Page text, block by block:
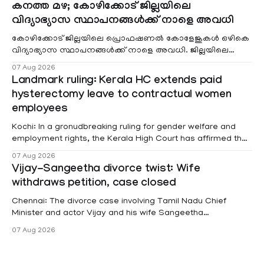
കനത്ത മഴ; കോഴിക്കോട് ജില്ലയിലെ
വിദ്യാഭ്യാസ സ്ഥാപനങ്ങൾക്ക് നാളെ അവധി
കോഴിക്കോട് ജില്ലയിലെ പ്രൊഫഷണൽ കോളേജുകൾ ഒഴികെ
വിദ്യാഭ്യാസ സ്ഥാപനങ്ങൾക്ക് നാളെ അവധി. ജില്ലയിലെ
മലയോര- തീരദേശ മേഖലകളിലും മറ്റും ശക്തമായ മഴയു
07 Aug 2026
Landmark ruling: Kerala HC extends paid
hysterectomy leave to contractual women
employees
Kochi: In a gronudbreaking ruling for gender welfare and
employment rights, the Kerala High Court has affirmed that
female contractual staff employed in government-funded
projects are eligible for paid medical leave following
hysterectomy surgery under the Kerala Service Rules
(KSR). The court noted that since essential benefits like
maternity
07 Aug 2026
Vijay-Sangeetha divorce twist: Wife
withdraws petition, case closed
Chennai: The divorce case involving Tamil Nadu Chief
Minister and actor Vijay and his wife Sangeetha
Sowrnalingam has taken a new turn after Sangeetha
Sowrnalingam has taken a new turn after Sangeetha
07 Aug 2026